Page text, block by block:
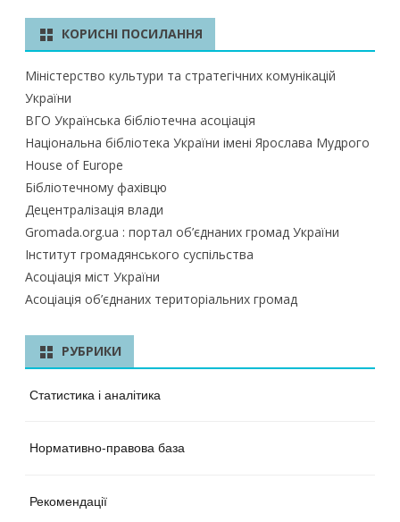
КОРИСНІ ПОСИЛАННЯ
Міністерство культури та стратегічних комунікацій
України
ВГО Українська бібліотечна асоціація
Національна бібліотека України імені Ярослава Мудрого
House of Europe
Бібліотечному фахівцю
Децентралізація влади
Gromada.org.ua : портал об’єднаних громад України
Інститут громадянського суспільства
Асоціація міст України
Асоціація об’єднаних територіальних громад
РУБРИКИ
Статистика і аналітика
Нормативно-правова база
Рекомендації